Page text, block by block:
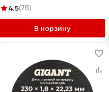
02 020
4.5(76)
В корзину